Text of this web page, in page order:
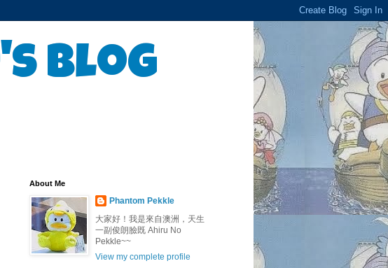
Blog
About Me
Phantom Pekkle
大家好！我是來自澳洲，天生
一副俊朗臉既 Ahiru No
Pekkle~~
View my complete profile